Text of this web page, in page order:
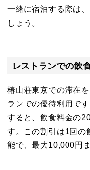
一緒に宿泊する際は
しょう。
レストランでの飲
椿山荘東京での滞在
ランでの優待利用で
すると、飲食料金の
す。この割引は1回の
能で、最大10,000円